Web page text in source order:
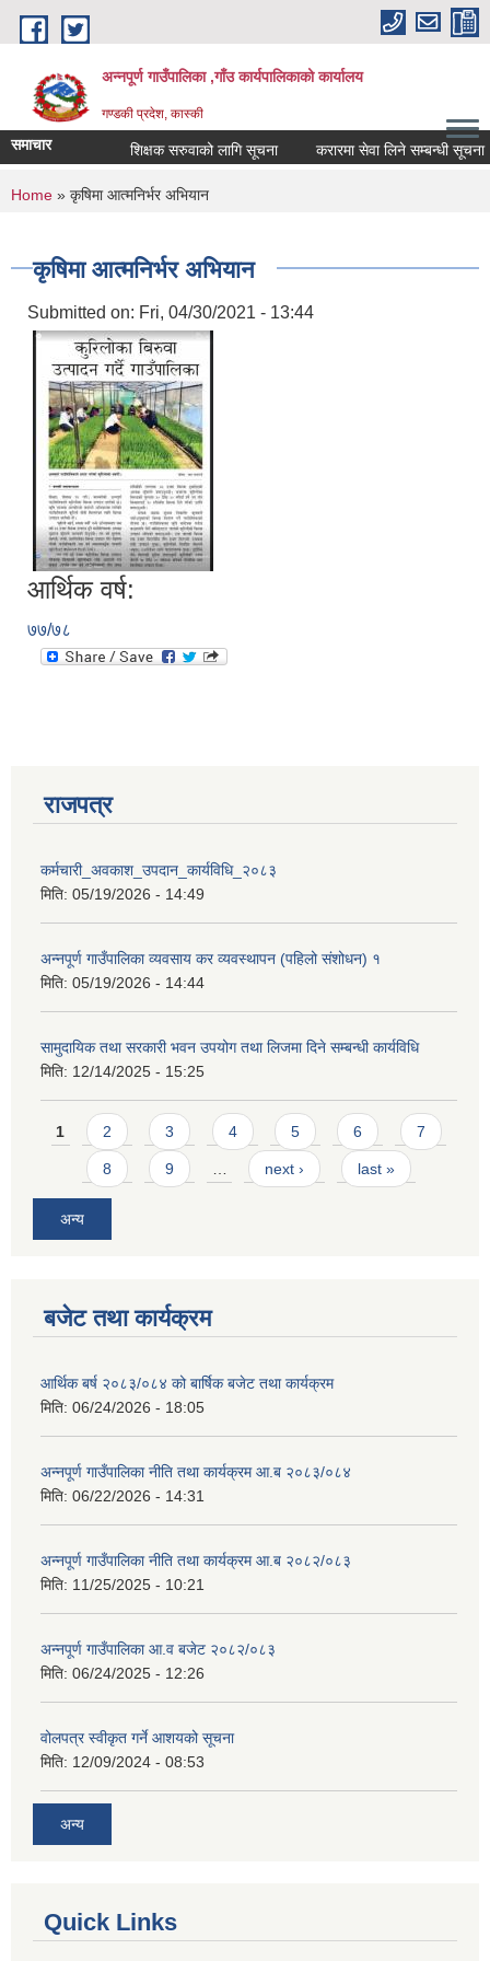
Skip to main content
अन्नपूर्ण गाउँपालिका ,गाँउ कार्यपालिकाको कार्यालय
गण्डकी प्रदेश, कास्की
समाचार शिक्षक सरुवाको लागि सूचना करारमा सेवा लिने सम्बन्धी सूचना ।
You are here
Home » कृषिमा आत्मनिर्भर अभियान
कृषिमा आत्मनिर्भर अभियान
Submitted on: Fri, 04/30/2021 - 13:44
आर्थिक वर्ष:
७७/७८
राजपत्र
कर्मचारी_अवकाश_उपदान_कार्यविधि_२०८३
मिति: 05/19/2026 - 14:49
अन्नपूर्ण गाउँपालिका व्यवसाय कर व्यवस्थापन (पहिलो संशोधन) १
मिति: 05/19/2026 - 14:44
सामुदायिक तथा सरकारी भवन उपयोग तथा लिजमा दिने सम्बन्धी कार्यविधि
मिति: 12/14/2025 - 15:25
Pages
1 2 3 4 5 6 7
8 9 next › last »
अन्य
बजेट तथा कार्यक्रम
आर्थिक बर्ष २०८३/०८४ को बार्षिक बजेट तथा कार्यक्रम
मिति: 06/24/2026 - 18:05
अन्नपूर्ण गाउँपालिका नीति तथा कार्यक्रम आ.ब २०८३/०८४
मिति: 06/22/2026 - 14:31
अन्नपूर्ण गाउँपालिका नीति तथा कार्यक्रम आ.ब २०८२/०८३
मिति: 11/25/2025 - 10:21
अन्नपूर्ण गाउँपालिका आ.व बजेट २०८२/०८३
मिति: 06/24/2025 - 12:26
वोलपत्र स्वीकृत गर्ने आशयको सूचना
मिति: 12/09/2024 - 08:53
अन्य
Quick Links